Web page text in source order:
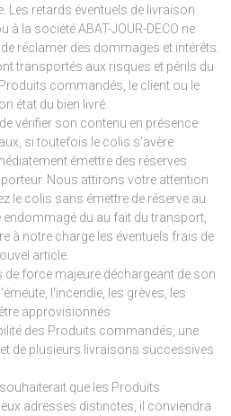
Les retards éventuels de livraison
la société ABAT-JOUR-DECO ne
réclamer des dommages et intérêts.
transportés aux risques et périls du
commandés, le client ou le
état du bien livré.
vérifier son contenu en présence
si toutefois le colis s’avère
émettre des réserves
Nous attirons votre attention
le colis sans émettre de réserve au
endommagé du au fait du transport,
à notre charge les éventuels frais de
article.
force majeure déchargeant de son
l'incendie, les grèves, les
approvisionnés.
des Produits commandés, une
de plusieurs livraisons successives
que les Produits
adresses distinctes, il conviendra